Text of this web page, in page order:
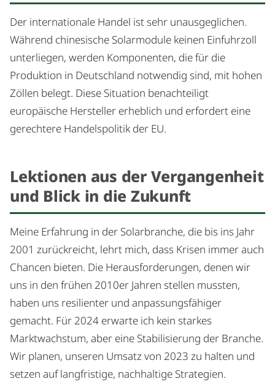
Der internationale Handel ist sehr unausgeglichen.
Während chinesische Solarmodule keinen Einfuhrzoll
unterliegen, werden Komponenten, die für die
Produktion in Deutschland notwendig sind, mit hohen
Zöllen belegt. Diese Situation benachteiligt
europäische Hersteller erheblich und erfordert eine
gerechtere Handelspolitik der EU.
Lektionen aus der Vergangenheit
und Blick in die Zukunft
Meine Erfahrung in der Solarbranche, die bis ins Jahr
2001 zurückreicht, lehrt mich, dass Krisen immer auch
Chancen bieten. Die Herausforderungen, denen wir
uns in den frühen 2010er Jahren stellen mussten,
haben uns resilienter und anpassungsfähiger
gemacht. Für 2024 erwarte ich kein starkes
Marktwachstum, aber eine Stabilisierung der Branche.
Wir planen, unseren Umsatz von 2023 zu halten und
setzen auf langfristige, nachhaltige Strategien.